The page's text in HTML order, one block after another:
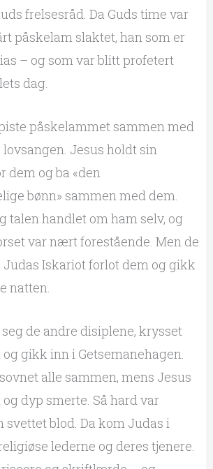
frelsesråd. Da Guds time var
påskelam slaktet, han som er
– og som var blitt profetert
dag.
påskelammet sammen med
lovsangen. Jesus holdt sin
dem og ba «den
bønn» sammen med dem.
talen handlet om ham selv, og
var nært forestående. Men de
Iskariot forlot dem og gikk
natten.
de andre disiplene, krysset
gikk inn i Getsemanehagen.
alle sammen, mens Jesus
dyp smerte. Så hard var
svettet blod. Da kom Judas i
lederne og deres tjenere.